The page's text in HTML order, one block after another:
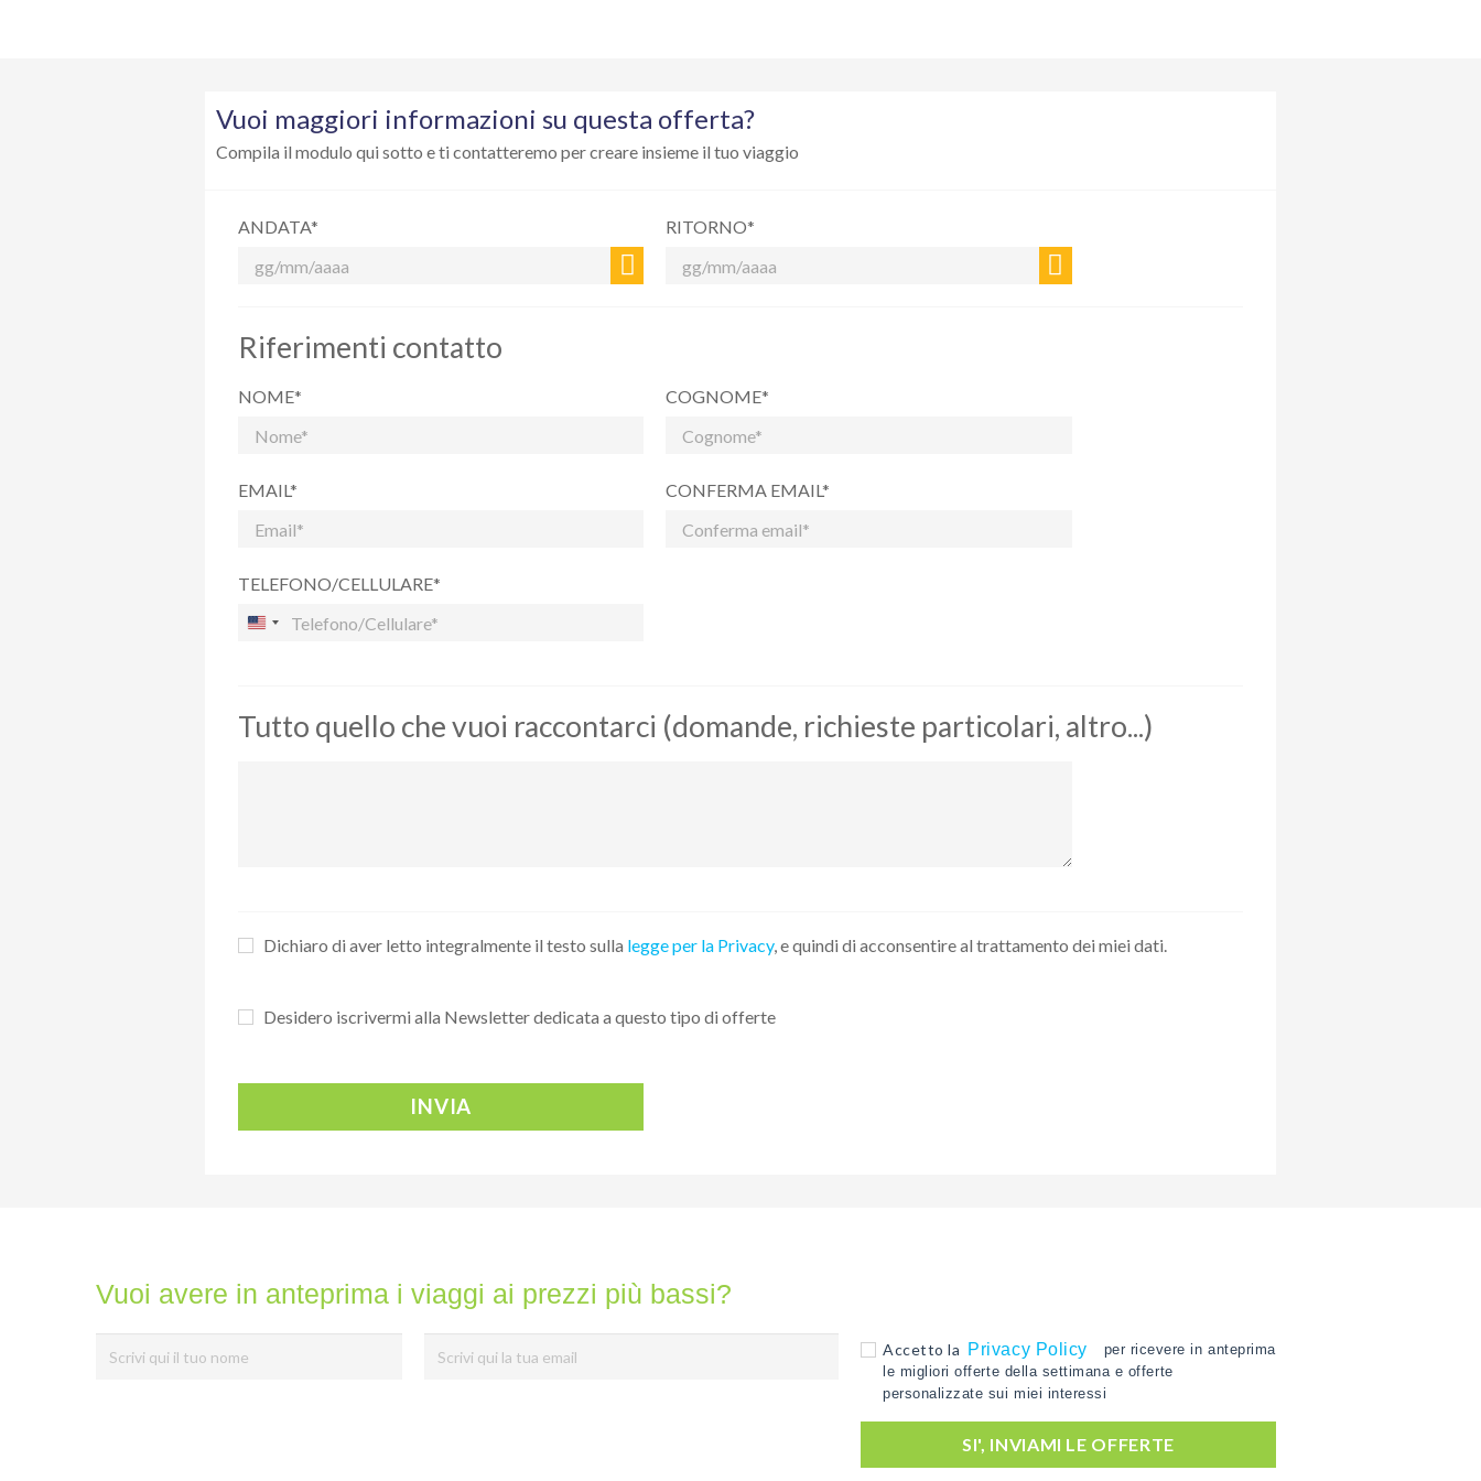
Vuoi maggiori informazioni su questa offerta?
Compila il modulo qui sotto e ti contatteremo per creare insieme il tuo viaggio
ANDATA* RITORNO*
Riferimenti contatto
NOME* COGNOME*
EMAIL* CONFERMA EMAIL*
TELEFONO/CELLULARE*
Tutto quello che vuoi raccontarci (domande, richieste particolari, altro...)
Dichiaro di aver letto integralmente il testo sulla legge per la Privacy, e quindi di acconsentire al trattamento dei miei dati.
Desidero iscrivermi alla Newsletter dedicata a questo tipo di offerte
INVIA
Vuoi avere in anteprima i viaggi ai prezzi più bassi?
Accetto la Privacy Policy
per ricevere in anteprima
le migliori offerte della settimana e offerte
personalizzate sui miei interessi
SI', INVIAMI LE OFFERTE